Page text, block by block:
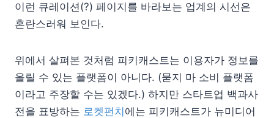
이런 큐레이션(?) 페이지를 바라보는 업계의 시선은
혼란스러워 보인다.
위에서 살펴본 것처럼 피키캐스트는 이용자가 정보를
올릴 수 있는 플랫폼이 아니다. (묻지 마 소비 플랫폼
이라고 주장할 수는 있겠다.) 하지만 스타트업 백과사
전을 표방하는 로켓펀치에는 피키캐스트가 뉴미디어